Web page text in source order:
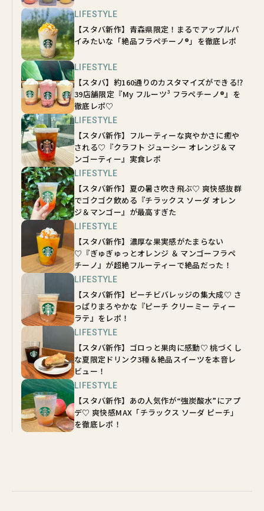
LIFESTYLE
【スタバ新作】青森県限定！まるでアップルパ
イみたいな「絶品フラペチーノ®」を徹底レポ
LIFESTYLE
【スタバ】約160通りのカスタマイズができる⁉
39店舗限定『My フルーツ³ フラペチーノ®』を
徹底レポ♡
LIFESTYLE
【スタバ新作】フルーティーな爽やかさに癒や
される♡『クラフト ジューシー オレンジ＆マ
ンゴーティー』実食レポ
LIFESTYLE
【スタバ新作】夏の暑さ吹き飛ぶ♡ 爽快感抜群
でゴクゴク飲める『チラックス ソーダ オレン
ジ＆マンゴー』が最高すぎた
LIFESTYLE
【スタバ新作】濃厚な果実感がたまらない
♡『ぎゅぎゅっとオレンジ ＆ マンゴーフラペ
チーノ』が超絶フルーティーで絶品だった！
LIFESTYLE
【スタバ新作】ピーチビバレッジの集大成♡ さ
っぱりまろやかな『ピーチ クリーミー ティー
ラテ』をレポ！
LIFESTYLE
【スタバ新作】ゴロっと果肉に感動♡ 桃づくし
な夏限定ドリンク3種＆絶品スイーツを本音レ
ビュー！
LIFESTYLE
【スタバ新作】あの人気作が“強炭酸水”にアプ
デ♡ 爽快感MAX「チラックス ソーダ ピーチ」
を徹底レポ！